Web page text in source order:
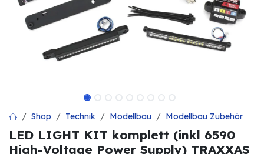
Shop Technik Modellbau Modellbau Zubehör
LED LIGHT KIT komplett (inkl 6590
High-Voltage Power Supply) TRAXXAS